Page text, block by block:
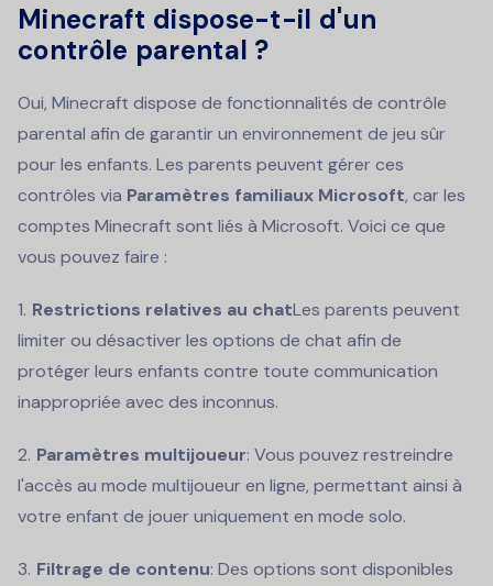
Minecraft dispose-t-il d'un
contrôle parental ?
Oui, Minecraft dispose de fonctionnalités de contrôle
parental afin de garantir un environnement de jeu sûr
pour les enfants. Les parents peuvent gérer ces
contrôles via Paramètres familiaux Microsoft, car les
comptes Minecraft sont liés à Microsoft. Voici ce que
vous pouvez faire :
Restrictions relatives au chatLes parents peuvent
limiter ou désactiver les options de chat afin de
protéger leurs enfants contre toute communication
inappropriée avec des inconnus.
Paramètres multijoueur: Vous pouvez restreindre
l'accès au mode multijoueur en ligne, permettant ainsi à
votre enfant de jouer uniquement en mode solo.
Filtrage de contenu: Des options sont disponibles